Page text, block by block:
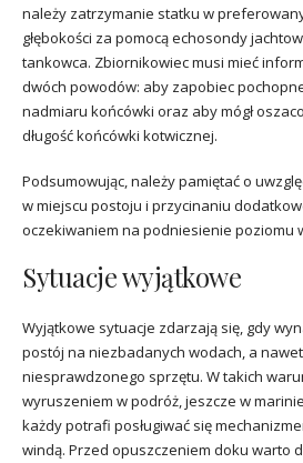
należy zatrzymanie statku w
głębokości za pomocą echosondy
tankowca. Zbiornikowiec musi mieć
dwóch powodów: aby zapobiec
nadmiaru końcówki oraz aby mógł
długość końcówki kotwicznej.
Podsumowując, należy pamiętać o
w miejscu postoju i przycinaniu
oczekiwaniem na podniesienie poziomu
Sytuacje wyjątkowe
Wyjątkowe sytuacje zdarzają się, gdy
postój na niezbadanych wodach, a
niesprawdzonego sprzętu. W takich
wyruszeniem w podróż, jeszcze w
każdy potrafi posługiwać się
windą. Przed opuszczeniem doku warto